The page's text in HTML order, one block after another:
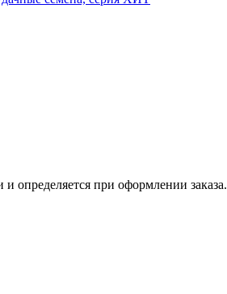
определяется при оформлении заказа.